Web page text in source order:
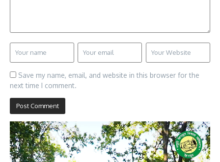
Save my name, email, and website in this browser for the
next time I comment.